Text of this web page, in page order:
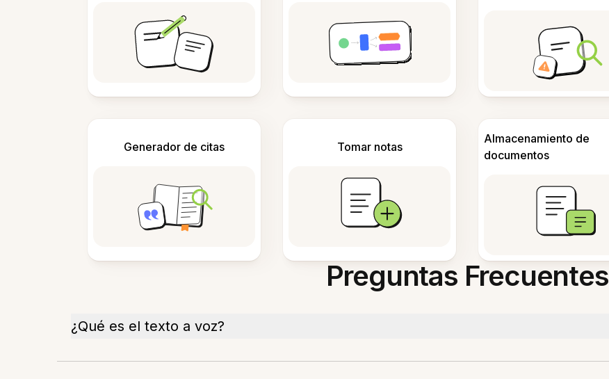
Generador de citas Tomar notas
Almacenamiento de
documentos
Preguntas Frecuentes
¿Qué es el texto a voz?